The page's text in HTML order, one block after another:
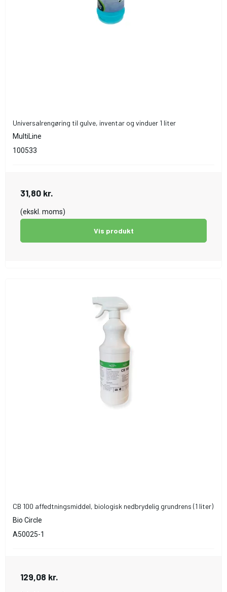
Universalrengøring til gulve, inventar og vinduer 1 liter
MultiLine
100533
31,80 kr.
(ekskl. moms)
Vis produkt
CB 100 affedtningsmiddel, biologisk nedbrydelig grundrens (1 liter)
Bio Circle
A50025-1
129,08 kr.